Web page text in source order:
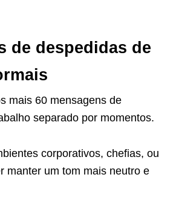
de despedidas de
mais 60 mensagens de
separado por momentos.
corporativos, chefias, ou
manter um tom mais neutro e